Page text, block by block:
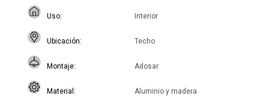
Uso Interior
Ubicación Techo
Montaje Adosar
Material Aluminio y madera